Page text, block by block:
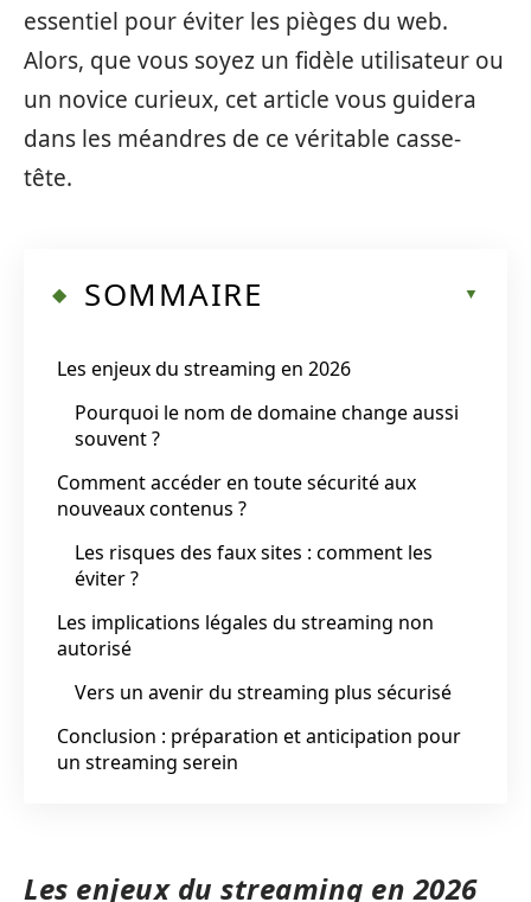
essentiel pour éviter les pièges du web.
Alors, que vous soyez un fidèle utilisateur ou
un novice curieux, cet article vous guidera
dans les méandres de ce véritable casse-
tête.
SOMMAIRE
Les enjeux du streaming en 2026
Pourquoi le nom de domaine change aussi
souvent ?
Comment accéder en toute sécurité aux
nouveaux contenus ?
Les risques des faux sites : comment les
éviter ?
Les implications légales du streaming non
autorisé
Vers un avenir du streaming plus sécurisé
Conclusion : préparation et anticipation pour
un streaming serein
Les enjeux du streaming en 2026